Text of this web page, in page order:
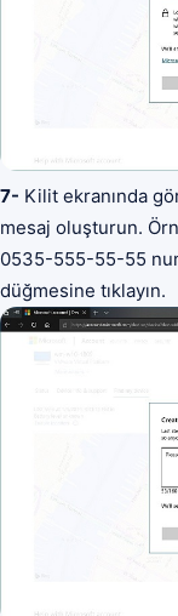
7- Kilit ekranında
mesaj oluşturun.
0535-555-55-55
düğmesine tıklayın.